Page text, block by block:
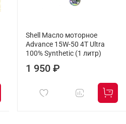
Shell Масло моторное
Advance 15W-50 4T Ultra
100% Synthetic (1 литр)
1 950 ₽